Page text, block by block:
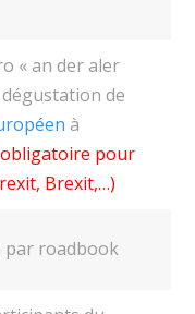
« an der aler
dégustation de
à
pour
Brexit,…)
par roadbook